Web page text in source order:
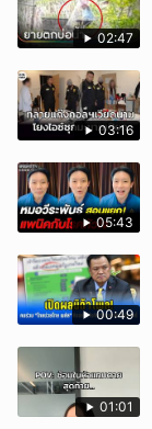
02:47
03:16
05:43
00:49
01:01